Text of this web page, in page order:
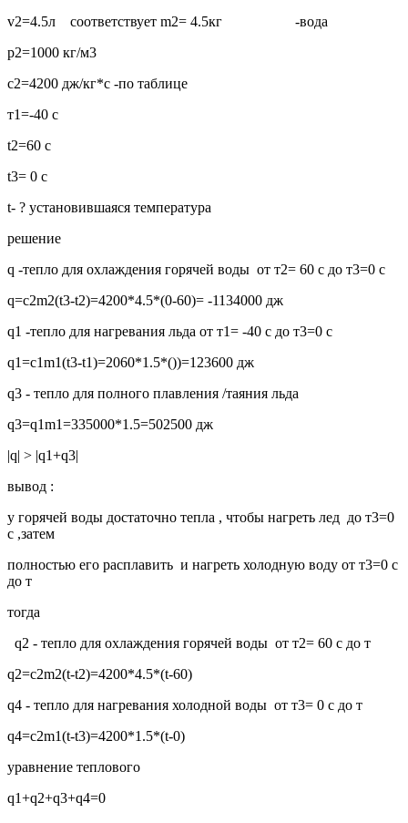
v2=4.5л соответствует m2= 4.5кг -вода
p2=1000 кг/м3
c2=4200 дж/кг*с -по таблице
т1=-40 с
t2=60 c
t3= 0 c
t- ? установившаяся температура
решение
q -тепло для охлаждения горячей воды от т2= 60 с до т3=0 с
q=c2m2(t3-t2)=4200*4.5*(0-60)= -1134000 дж
q1 -тепло для нагревания льда от т1= -40 с до т3=0 с
q1=c1m1(t3-t1)=2060*1.5*())=123600 дж
q3 - тепло для полного плавления /таяния льда
q3=q1m1=335000*1.5=502500 дж
|q| > |q1+q3|
вывод :
у горячей воды достаточно тепла , чтобы нагреть лед до т3=0
с ,затем
полностью его расплавить и нагреть холодную воду от т3=0 с
до т
тогда
q2 - тепло для охлаждения горячей воды от т2= 60 с до т
q2=c2m2(t-t2)=4200*4.5*(t-60)
q4 - тепло для нагревания холодной воды от т3= 0 с до т
q4=c2m1(t-t3)=4200*1.5*(t-0)
уравнение теплового
q1+q2+q3+q4=0